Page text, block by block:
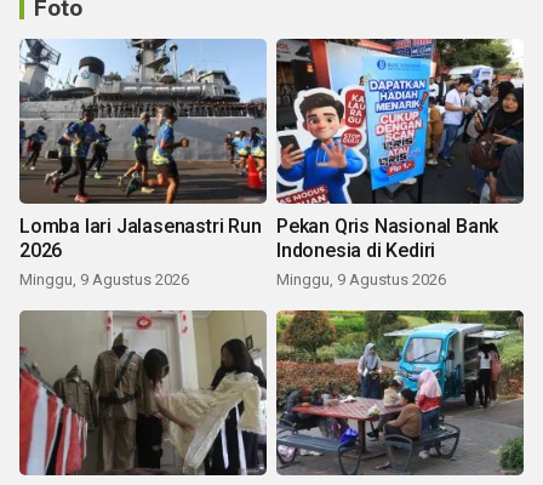
Foto
Lomba lari Jalasenastri Run
2026
Minggu, 9 Agustus 2026
Pekan Qris Nasional Bank
Indonesia di Kediri
Minggu, 9 Agustus 2026